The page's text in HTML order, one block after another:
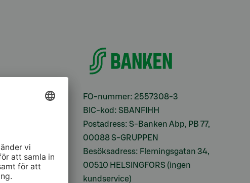
FO-nummer: 2557308-3
BIC-kod: SBANFIHH
Postadress: S-Banken Abp, PB 77,
00088 S-GRUPPEN
Besöksadress: Flemingsgatan 34,
00510 HELSINGFORS (ingen
kundservice)